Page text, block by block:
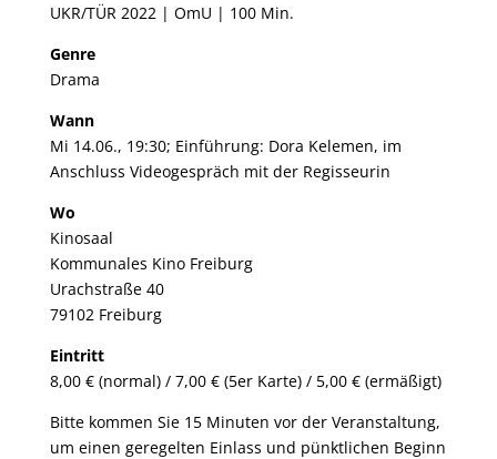
UKR/TÜR 2022 | OmU | 100 Min.
Genre
Drama
Wann
Mi 14.06., 19:30; Einführung: Dora Kelemen, im
Anschluss Videogespräch mit der Regisseurin
Wo
Kinosaal
Kommunales Kino Freiburg
Urachstraße 40
79102 Freiburg
Eintritt
8,00 € (normal) / 7,00 € (5er Karte) / 5,00 € (ermäßigt)
Bitte kommen Sie 15 Minuten vor der Veranstaltung,
um einen geregelten Einlass und pünktlichen Beginn